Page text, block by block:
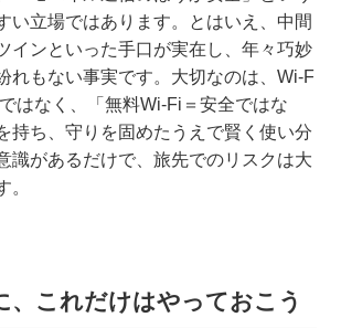
い立場ではあります。とはいえ、中間
インといった手口が実在し、年々巧妙
れもない事実です。大切なのは、Wi-F
はなく、「無料Wi-Fi＝安全ではな
持ち、守りを固めたうえで賢く使い分
識があるだけで、旅先でのリスクは大
。
、これだけはやっておこう